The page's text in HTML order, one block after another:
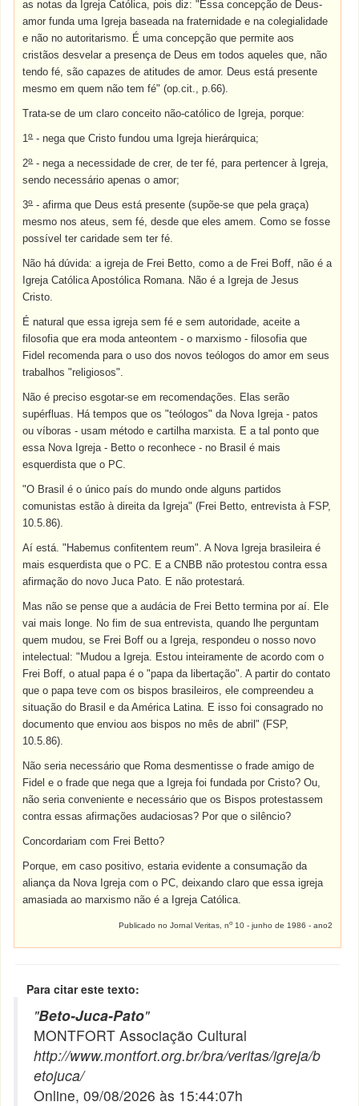
as notas da Igreja Católica, pois diz: "Essa concepção de Deus-
amor funda uma Igreja baseada na fraternidade e na colegialidade
e não no autoritarismo. É uma concepção que permite aos
cristãos desvelar a presença de Deus em todos aqueles que, não
tendo fé, são capazes de atitudes de amor. Deus está presente
mesmo em quem não tem fé" (op.cit., p.66).
Trata-se de um claro conceito não-católico de Igreja, porque:
1o- nega que Cristo fundou uma Igreja hierárquica;
2o- nega a necessidade de crer, de ter fé, para pertencer à Igreja,
sendo necessário apenas o amor;
3o- afirma que Deus está presente (supõe-se que pela graça)
mesmo nos ateus, sem fé, desde que eles amem. Como se fosse
possível ter caridade sem ter fé.
Não há dúvida: a igreja de Frei Betto, como a de Frei Boff, não é a
Igreja Católica Apostólica Romana. Não é a Igreja de Jesus
Cristo.
É natural que essa igreja sem fé e sem autoridade, aceite a
filosofia que era moda anteontem - o marxismo - filosofia que
Fidel recomenda para o uso dos novos teólogos do amor em seus
trabalhos "religiosos".
Não é preciso esgotar-se em recomendações. Elas serão
supérfluas. Há tempos que os "teólogos" da Nova Igreja - patos
ou víboras - usam método e cartilha marxista. E a tal ponto que
essa Nova Igreja - Betto o reconhece - no Brasil é mais
esquerdista que o PC.
"O Brasil é o único país do mundo onde alguns partidos
comunistas estão à direita da Igreja" (Frei Betto, entrevista à FSP,
10.5.86).
Aí está. "Habemus confitentem reum". A Nova Igreja brasileira é
mais esquerdista que o PC. E a CNBB não protestou contra essa
afirmação do novo Juca Pato. E não protestará.
Mas não se pense que a audácia de Frei Betto termina por aí. Ele
vai mais longe. No fim de sua entrevista, quando lhe perguntam
quem mudou, se Frei Boff ou a Igreja, respondeu o nosso novo
intelectual: "Mudou a Igreja. Estou inteiramente de acordo com o
Frei Boff, o atual papa é o "papa da libertação". A partir do contato
que o papa teve com os bispos brasileiros, ele compreendeu a
situação do Brasil e da América Latina. E isso foi consagrado no
documento que enviou aos bispos no mês de abril" (FSP,
10.5.86).
Não seria necessário que Roma desmentisse o frade amigo de
Fidel e o frade que nega que a Igreja foi fundada por Cristo? Ou,
não seria conveniente e necessário que os Bispos protestassem
contra essas afirmações audaciosas? Por que o silêncio?
Concordariam com Frei Betto?
Porque, em caso positivo, estaria evidente a consumação da
aliança da Nova Igreja com o PC, deixando claro que essa igreja
amasiada ao marxismo não é a Igreja Católica.
Publicado no Jornal Veritas, no10 - junho de 1986 - ano2
Para citar este texto:
"Beto-Juca-Pato"
MONTFORT Associação Cultural
http://www.montfort.org.br/bra/veritas/igreja/b
etojuca/
Online, 09/08/2026 às 15:44:07h